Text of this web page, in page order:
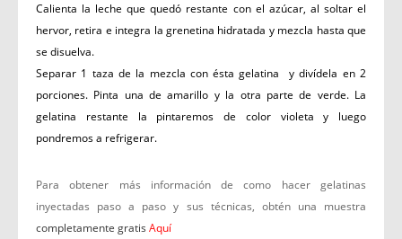
Calienta la leche que quedó restante con el azúcar, al soltar el
hervor, retira e integra la grenetina hidratada y mezcla hasta que
se disuelva.
Separar 1 taza de la mezcla con ésta gelatina y divídela en 2
porciones. Pinta una de amarillo y la otra parte de verde. La
gelatina restante la pintaremos de color violeta y luego
pondremos a refrigerar.
Para obtener más información de como hacer gelatinas
inyectadas paso a paso y sus técnicas, obtén una muestra
completamente gratis Aquí